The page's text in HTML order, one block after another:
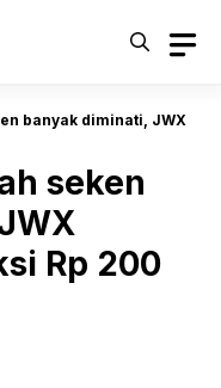
banyak diminati, JWX
seken
Rp 200